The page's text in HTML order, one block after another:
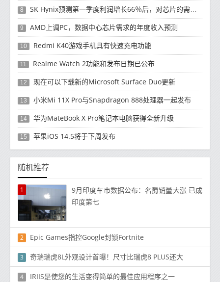
8 SK Hynix预测第一季度利润增长66％后，对芯片的需求将增强
9 AMD上调PC，数据中心芯片需求的年度收入预测
10 Redmi K40游戏手机具有快速充电功能
11 Realme Watch 2功能和发布日期已公布
12 现在可以下载新的Microsoft Surface Duo更新
13 小米Mi 11X Pro与Snapdragon 888处理器一起发布
14 华为MateBook X Pro笔记本电脑获得全新升级
15 苹果iOS 14.5将于下周发布
随机推荐
1
9月印度车市数据公布：名爵销量大涨 已成
印度第七
2 Epic Games指控Google封锁Fortnite
3 奇瑞瑞虎8L外观设计首曝！尺寸比瑞虎8 PLUS还大
4 IRIIS是使您的生活变得简单的最佳应用程序之一